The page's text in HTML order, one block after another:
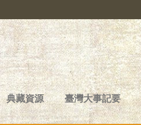
典藏資源 臺灣大事記要